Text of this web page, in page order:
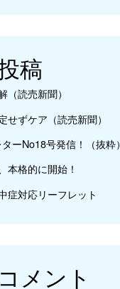
稿
（読売新聞）
ずケア（読売新聞）
ーNo18号発信！（抜粋）
本格的に開始！
症対応リーフレット
メント